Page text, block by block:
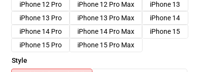
iPhone 12 Pro
iPhone 12 Pro Max
iPhone 13
iPhone 13 Pro
iPhone 13 Pro Max
iPhone 14
iPhone 14 Pro
iPhone 14 Pro Max
iPhone 15
iPhone 15 Pro
iPhone 15 Pro Max
Style